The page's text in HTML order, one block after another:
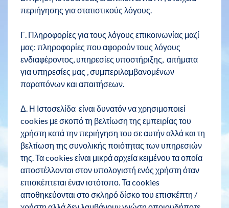
περιήγησης για στατιστικούς λόγους.
Γ. Πληροφορίες για τους λόγους επικοινωνίας μαζί
μας: πληροφορίες που αφορούν τους λόγους
ενδιαφέροντος, υπηρεσίες υποστήριξης, αιτήματα
για υπηρεσίες μας , συμπεριλαμβανομένων
παραπόνων και απαιτήσεων.
Δ. Η Ιστοσελίδα είναι δυνατόν να χρησιμοποιεί
cookies με σκοπό τη βελτίωση της εμπειρίας του
χρήστη κατά την περιήγηση του σε αυτήν αλλά και τη
βελτίωση της συνολικής ποιότητας των υπηρεσιών
της. Τα cookies είναι μικρά αρχεία κειμένου τα οποία
αποστέλλονται στον υπολογιστή ενός χρήστη όταν
επισκέπτεται έναν ιστότοπο. Τα cookies
αποθηκεύονται στο σκληρό δίσκο του επισκέπτη /